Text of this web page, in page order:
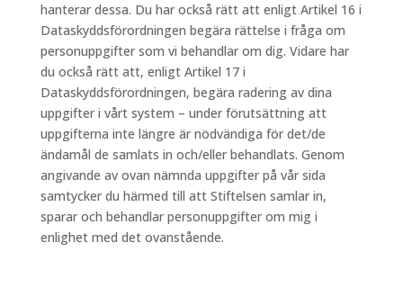
hanterar dessa. Du har också rätt att enligt Artikel 16 i
Dataskyddsförordningen begära rättelse i fråga om
personuppgifter som vi behandlar om dig. Vidare har
du också rätt att, enligt Artikel 17 i
Dataskyddsförordningen, begära radering av dina
uppgifter i vårt system – under förutsättning att
uppgifterna inte längre är nödvändiga för det/de
ändamål de samlats in och/eller behandlats. Genom
angivande av ovan nämnda uppgifter på vår sida
samtycker du härmed till att Stiftelsen samlar in,
sparar och behandlar personuppgifter om mig i
enlighet med det ovanstående.